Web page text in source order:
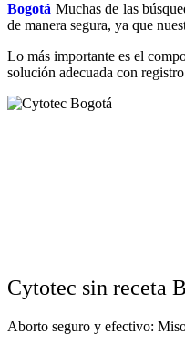
Bogotá Muchas de las
de manera segura, ya que
Lo más importante es el
solución adecuada con
Cytotec sin receta
Aborto seguro y efectivo: